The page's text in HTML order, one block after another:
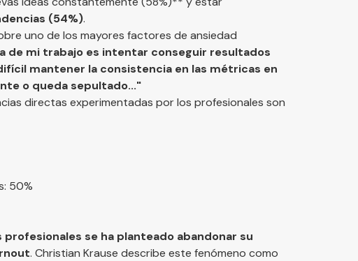
(54%).
uno de los mayores factores de ansiedad
de mi trabajo es intentar conseguir resultados
mantener la consistencia en las métricas en
o queda sepultado..."
directas experimentadas por los profesionales son
50%
profesionales se ha planteado abandonar su
. Christian Krause describe este fenómeno como